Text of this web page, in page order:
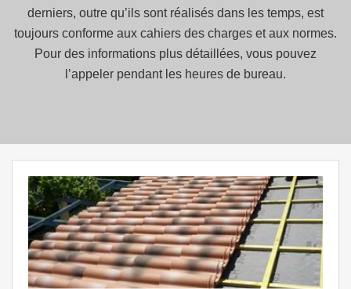
derniers, outre qu’ils sont réalisés dans les temps, est
toujours conforme aux cahiers des charges et aux normes.
Pour des informations plus détaillées, vous pouvez
l’appeler pendant les heures de bureau.